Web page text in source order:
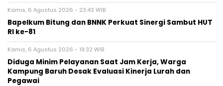
Kamis, 6 Agustus 2026 - 23:43 WIB
Bapelkum Bitung dan BNNK Perkuat Sinergi Sambut HUT
RI ke-81
Kamis, 6 Agustus 2026 - 19:32 WIB
Diduga Minim Pelayanan Saat Jam Kerja, Warga
Kampung Baruh Desak Evaluasi Kinerja Lurah dan
Pegawai